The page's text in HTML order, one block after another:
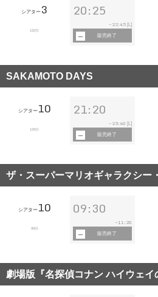
シアター 3
132分
20:25
~ 22:45 [L]
販売終了
SAKAMOTO DAYS
シアター10
129分
21:20
~ 23:40 [L]
販売終了
ザ・スーパーマリオギャラクシー
シアター10
99分
09:30
~11:20
販売終了
劇場版『名探偵コナン ハイウェイ